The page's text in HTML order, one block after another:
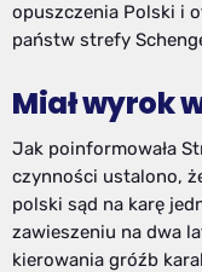
opuszczenia Polski i
państw strefy
Miał wyrok
Jak poinformowała
czynności ustalono,
polski sąd na karę
zawieszeniu na dwa
kierowania gróźb